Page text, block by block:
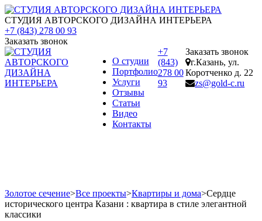
СТУДИЯ АВТОРСКОГО ДИЗАЙНА ИНТЕРЬЕРА
+7 (843) 278 00 93
Заказать звонок
О студии
Портфолио
Услуги
Отзывы
Статьи
Видео
Контакты
+7
(843)
278 00
93
Заказать звонок
г.Казань, ул.
Коротченко д. 22
zs@gold-c.ru
Золотое сечение>Все проекты>Квартиры и дома>Сердце
исторического центра Казани : квартира в стиле элегантной
классики